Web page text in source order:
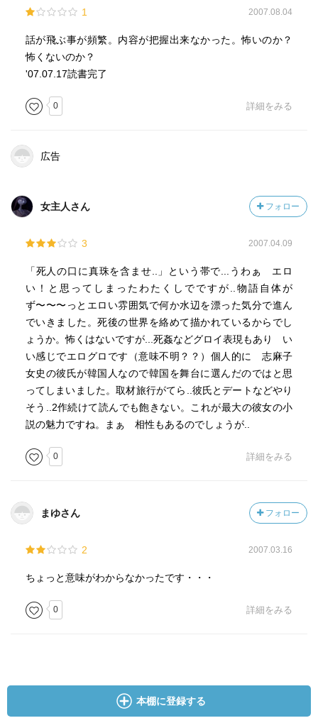
1 2007.08.04
話が飛ぶ事が頻繁。内容が把握出来なかった。怖いのか？
怖くないのか？
'07.07.17読書完了
0 詳細をみる
広告
女主人さん フォロー
3 2007.04.09
「死人の口に真珠を含ませ..」という帯で...うわぁ エロ
い！と思ってしまったわたくしでですが..物語自体が
ず〜〜〜っとエロい雰囲気で何か水辺を漂った気分で進ん
でいきました。死後の世界を絡めて描かれているからでし
ょうか。怖くはないですが...死姦などグロイ表現もあり い
い感じでエログロです（意味不明？？）個人的に 志麻子
女史の彼氏が韓国人なので韓国を舞台に選んだのではと思
ってしまいました。取材旅行がてら..彼氏とデートなどやり
そう..2作続けて読んでも飽きない。これが最大の彼女の小
説の魅力ですね。まぁ 相性もあるのでしょうが..
0 詳細をみる
まゆさん フォロー
2 2007.03.16
ちょっと意味がわからなかったです・・・
0 詳細をみる
本棚に登録する